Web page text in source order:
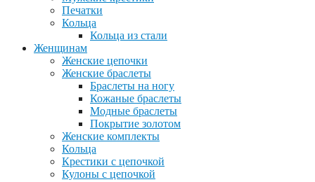
Печатки
Кольца
Кольца из стали
Женщинам
Женские цепочки
Женские браслеты
Браслеты на ногу
Кожаные браслеты
Модные браслеты
Покрытие золотом
Женские комплекты
Кольца
Крестики с цепочкой
Кулоны с цепочкой